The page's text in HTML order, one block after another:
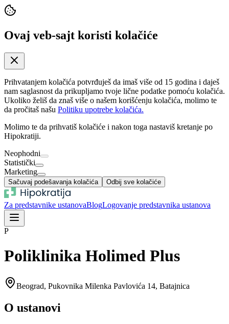
Ovaj veb-sajt koristi kolačiće
Prihvatanjem kolačića potvrđuješ da imaš više od 15 godina i daješ
nam saglasnost da prikupljamo tvoje lične podatke pomoću kolačića.
Ukoliko želiš da znaš više o našem korišćenju kolačića, molimo te
da pročitaš našu Politiku upotrebe kolačića.
Molimo te da prihvatiš kolačiće i nakon toga nastaviš kretanje po
Hipokratiji.
Neophodni
Statistički
Marketing
Sačuvaj podešavanja kolačića Odbij sve kolačiće
Za predstavnike ustanovaBlogLogovanje predstavnika ustanova
P
Poliklinika Holimed Plus
Beograd, Pukovnika Milenka Pavlovića 14, Batajnica
O ustanovi